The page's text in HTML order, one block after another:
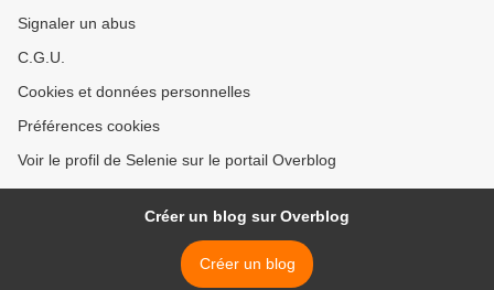
Signaler un abus
C.G.U.
Cookies et données personnelles
Préférences cookies
Voir le profil de Selenie sur le portail Overblog
Créer un blog sur Overblog
Créer un blog